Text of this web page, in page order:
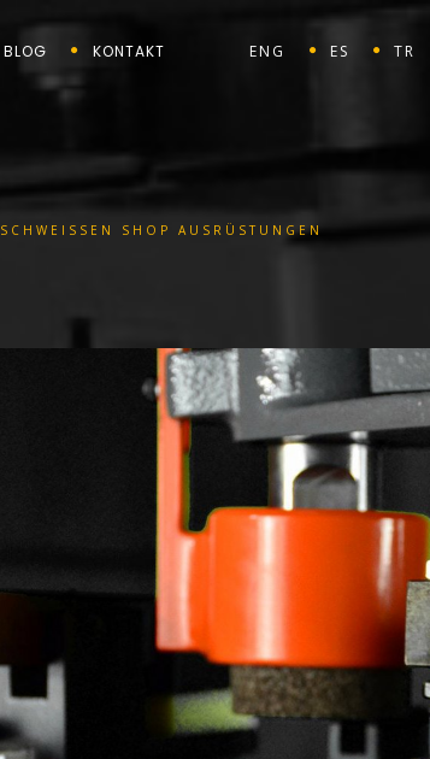
BLOG KONTAKT ENG ES TR
SCHWEISSEN SHOP AUSRÜSTUNGEN